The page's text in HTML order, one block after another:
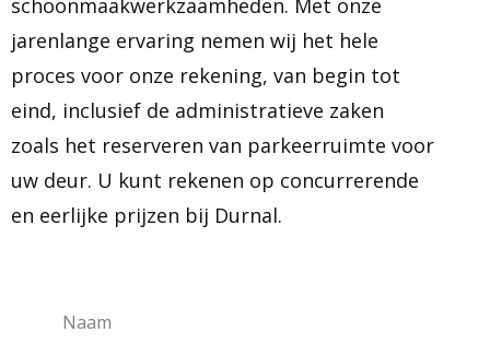
schoonmaakwerkzaamheden. Met onze
jarenlange ervaring nemen wij het hele
proces voor onze rekening, van begin tot
eind, inclusief de administratieve zaken
zoals het reserveren van parkeerruimte voor
uw deur. U kunt rekenen op concurrerende
en eerlijke prijzen bij Durnal.